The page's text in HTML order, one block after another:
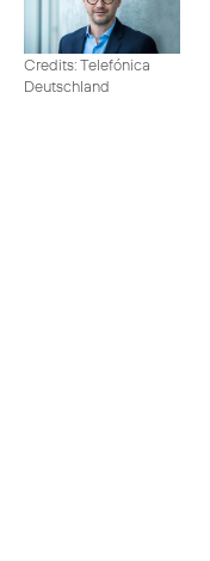
Credits: Telefónica
Deutschland